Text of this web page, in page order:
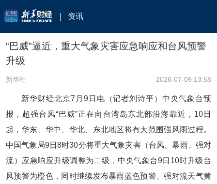
资讯
“巴威”逼近，重大气象灾害应急响应和台风预警
升级
新华社 2026-07-09 13:58
新华财经北京7月9日电（记者刘诗平）中央气象台预
报，超强台风“巴威”正在向台湾岛东北部沿海靠近，10日
起，华东、华中、华北、东北地区将有大范围强风雨过程。
中国气象局9日8时30分将重大气象灾害（台风、暴雨、强对
流）应急响应升级调整为二级，中央气象台9日10时升级台
风预警为橙色，同时继续发布暴雨蓝色预警、强对流天气黄